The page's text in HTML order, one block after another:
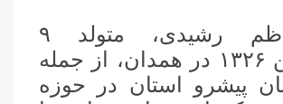
محمدکاظم رشیدی، متولد ۹
فروردین ۱۳۲۶ در همدان، از جمله
پیشرو استان در حوزه